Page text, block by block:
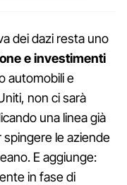
dei dazi resta uno
e investimenti
automobili e
non ci sarà
una linea già
le aziende
E aggiunge:
in fase di